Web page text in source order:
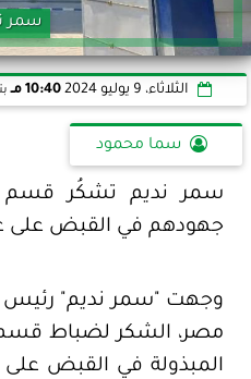
سمر
الثلاثاء، 9 يوليو 2024 10:40 مـ
سما محمود
سمر نديم تشكُر قسم
جهودهم في القبض على
وجهت "سمر نديم" رئيس
مصر، الشكر لضباط
المبذولة في القبض